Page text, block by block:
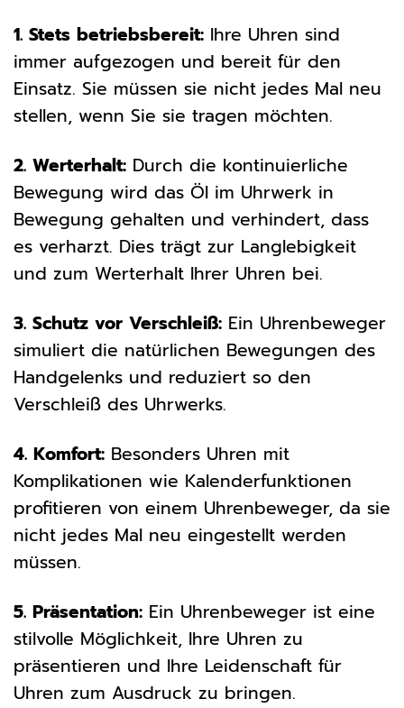
1. Stets betriebsbereit: Ihre Uhren sind
immer aufgezogen und bereit für den
Einsatz. Sie müssen sie nicht jedes Mal neu
stellen, wenn Sie sie tragen möchten.
2. Werterhalt: Durch die kontinuierliche
Bewegung wird das Öl im Uhrwerk in
Bewegung gehalten und verhindert, dass
es verharzt. Dies trägt zur Langlebigkeit
und zum Werterhalt Ihrer Uhren bei.
3. Schutz vor Verschleiß: Ein Uhrenbeweger
simuliert die natürlichen Bewegungen des
Handgelenks und reduziert so den
Verschleiß des Uhrwerks.
4. Komfort: Besonders Uhren mit
Komplikationen wie Kalenderfunktionen
profitieren von einem Uhrenbeweger, da sie
nicht jedes Mal neu eingestellt werden
müssen.
5. Präsentation: Ein Uhrenbeweger ist eine
stilvolle Möglichkeit, Ihre Uhren zu
präsentieren und Ihre Leidenschaft für
Uhren zum Ausdruck zu bringen.